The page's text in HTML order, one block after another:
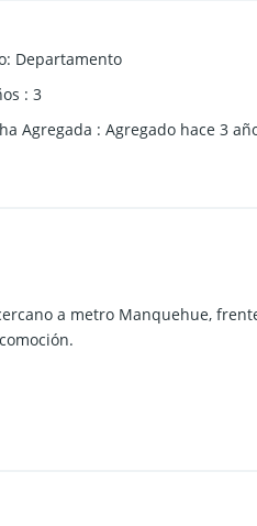
: Departamento
: 3
Agregada : Agregado hace 3
a metro Manquehue,